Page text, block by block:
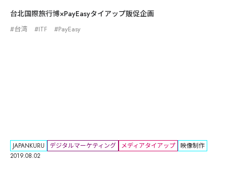
台北国際旅行博×PayEasyタイアップ販促企画
台湾 ITF PayEasy
JAPANKURU デジタルマーケティング メディアタイアップ 映像制作
2019.08.02